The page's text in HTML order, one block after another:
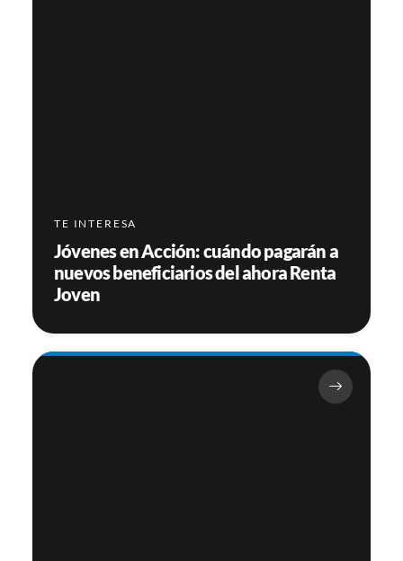
TE INTERESA
Jóvenes en Acción: cuándo pagarán a
nuevos beneficiarios del ahora Renta
Joven